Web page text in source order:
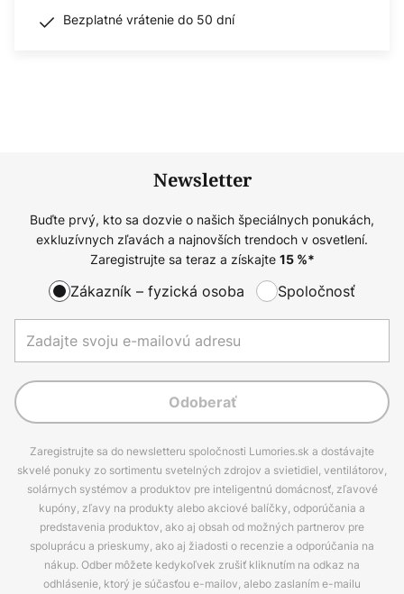
Bezplatné vrátenie do 50 dní
Newsletter
Buďte prvý, kto sa dozvie o našich špeciálnych ponukách,
exkluzívnych zľavách a najnovších trendoch v osvetlení.
Zaregistrujte sa teraz a získajte 15%*
Zákazník – fyzická osoba Spoločnosť
Odoberať
Zaregistrujte sa do newsletteru spoločnosti Lumories.sk a dostávajte
skvelé ponuky zo sortimentu svetelných zdrojov a svietidiel, ventilátorov,
solárnych systémov a produktov pre inteligentnú domácnosť, zľavové
kupóny, zľavy na produkty alebo akciové balíčky, odporúčania a
predstavenia produktov, ako aj obsah od možných partnerov pre
spoluprácu a prieskumy, ako aj žiadosti o recenzie a odporúčania na
nákup. Odber môžete kedykoľvek zrušiť kliknutím na odkaz na
odhlásenie, ktorý je súčasťou e-mailov, alebo zaslaním e-mailu